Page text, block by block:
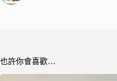
也許你會喜歡…